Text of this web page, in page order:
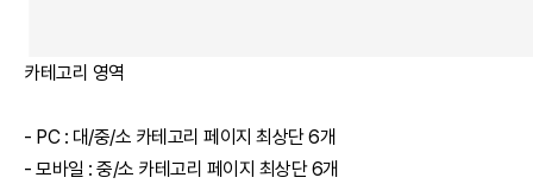
카테고리 영역
- PC : 대/중/소 카테고리 페이지 최상단 6개
- 모바일 : 중/소 카테고리 페이지 최상단 6개